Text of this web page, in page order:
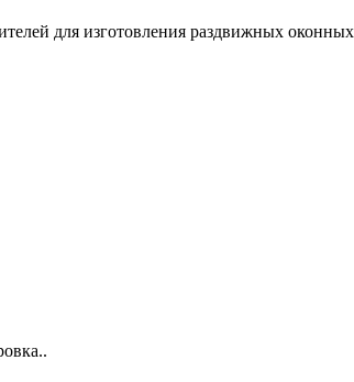
для изготовления раздвижных